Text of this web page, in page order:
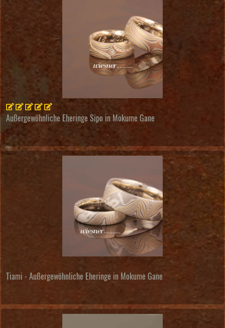
Außergewöhnliche Eheringe Sipo in Mokume Gane
Tiami - Außergewöhnliche Eheringe in Mokume Gane